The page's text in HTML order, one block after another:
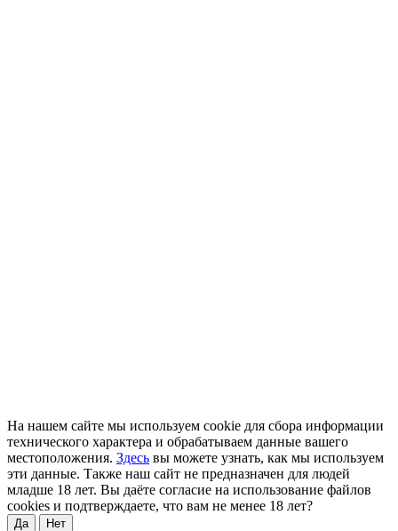
На нашем сайте мы используем cookie для сбора информации
технического характера и обрабатываем данные вашего
местоположения. Здесь вы можете узнать, как мы используем
эти данные. Также наш сайт не предназначен для людей
младше 18 лет. Вы даёте согласие на использование файлов
cookies и подтверждаете, что вам не менее 18 лет?
Да Нет